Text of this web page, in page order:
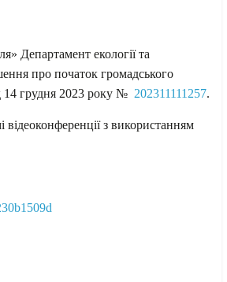
Департамент екології та
про початок громадського
14 грудня 2023 року № 202311111257.
з використанням